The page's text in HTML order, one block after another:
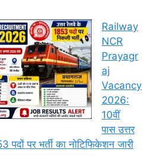
Railway
NCR
Prayagr
aj
Vacancy
2026:
10वीं
पास उत्तर
पर भर्ती का नोटिफिकेशन जारी